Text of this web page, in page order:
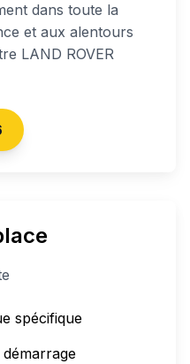
dans toute la
et aux alentours
LAND ROVER
spécifique